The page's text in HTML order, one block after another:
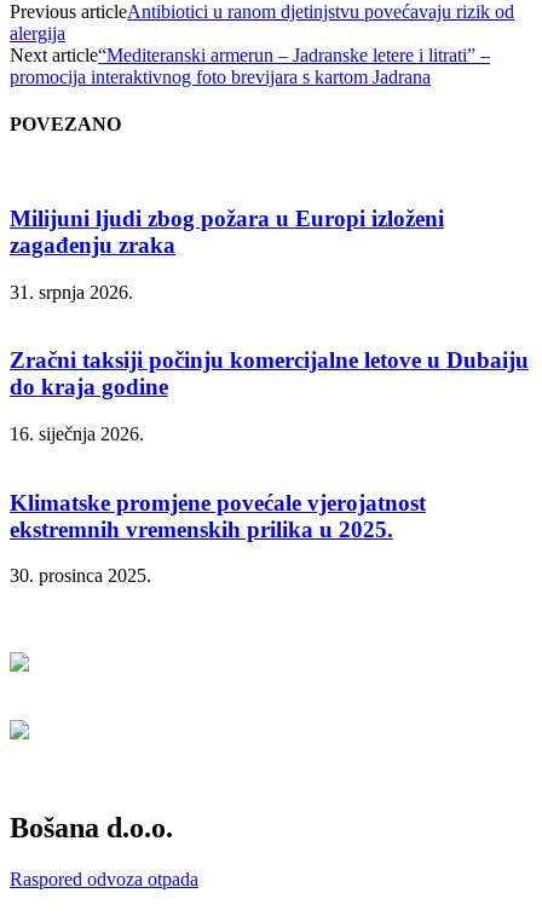
Previous articleAntibiotici u ranom djetinjstvu povećavaju rizik od
alergija
Next article“Mediteranski armerun – Jadranske letere i litrati” –
promocija interaktivnog foto brevijara s kartom Jadrana
POVEZANO
Milijuni ljudi zbog požara u Europi izloženi
zagađenju zraka
31. srpnja 2026.
Zračni taksiji počinju komercijalne letove u Dubaiju
do kraja godine
16. siječnja 2026.
Klimatske promjene povećale vjerojatnost
ekstremnih vremenskih prilika u 2025.
30. prosinca 2025.
Bošana d.o.o.
Raspored odvoza otpada